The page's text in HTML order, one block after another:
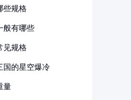
些规格
般有哪些
见规格
国的星空爆冷
量